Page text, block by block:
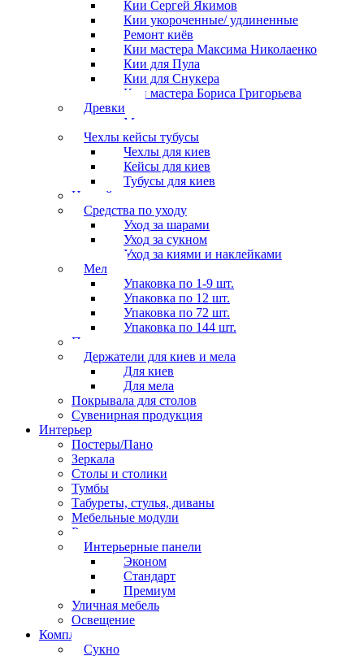
Кии Сергей Якимов
Кии укороченные/ удлиненные
Ремонт киёв
Кии мастера Максима Николаенко
Кии для Пула
Кии для Снукера
Кии мастера Бориса Григорьева
Древки
Мосты для киев
Чехлы кейсы тубусы
Чехлы для киев
Кейсы для киев
Тубусы для киев
Наклейки
Средства по уходу
Уход за шарами
Уход за сукном
Уход за киями и наклейками
Мел
Упаковка по 1-9 шт.
Упаковка по 12 шт.
Упаковка по 72 шт.
Упаковка по 144 шт.
Перчатки
Держатели для киев и мела
Для киев
Для мела
Покрывала для столов
Сувенирная продукция
Интерьер
Постеры/Пано
Зеркала
Столы и столики
Тумбы
Табуреты, стулья, диваны
Мебельные модули
Рамы под картины
Интерьерные панели
Эконом
Стандарт
Премиум
Уличная мебель
Освещение
Комплектующие
Сукно